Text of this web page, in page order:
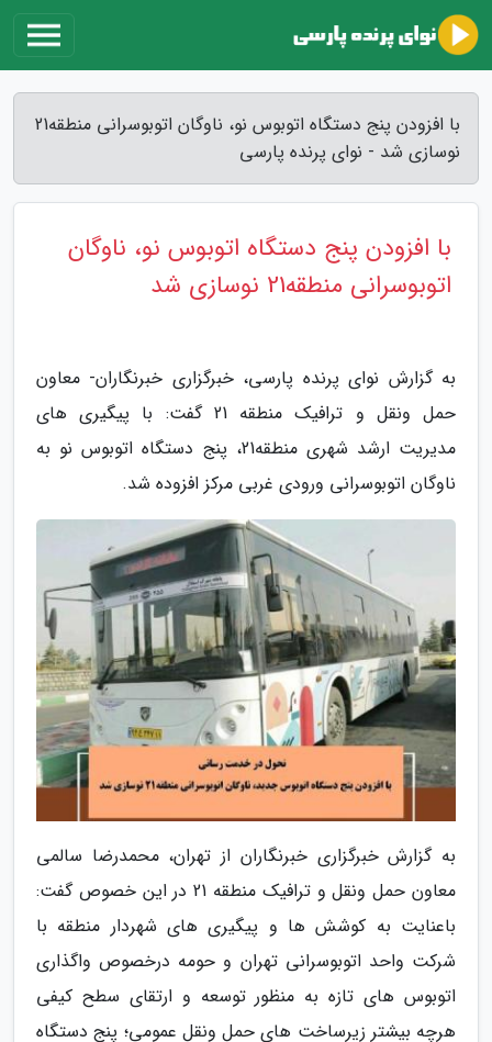
با افزودن پنج دستگاه اتوبوس نو، ناوگان اتوبوسرانی منطقه21
نوسازی شد - نوای پرنده پارسی
با افزودن پنج دستگاه اتوبوس نو، ناوگان
اتوبوسرانی منطقه21 نوسازی شد
به گزارش نوای پرنده پارسی، خبرگزاری خبرنگاران- معاون
حمل ونقل و ترافیک منطقه 21 گفت: با پیگیری های
مدیریت ارشد شهری منطقه21، پنج دستگاه اتوبوس نو به
ناوگان اتوبوسرانی ورودی غربی مرکز افزوده شد.
به گزارش خبرگزاری خبرنگاران از تهران، محمدرضا سالمی
معاون حمل ونقل و ترافیک منطقه 21 در این خصوص گفت:
باعنایت به کوشش ها و پیگیری های شهردار منطقه با
شرکت واحد اتوبوسرانی تهران و حومه درخصوص واگذاری
اتوبوس های تازه به منظور توسعه و ارتقای سطح کیفی
هرچه بیشتر زیرساخت های حمل ونقل عمومی؛ پنج دستگاه